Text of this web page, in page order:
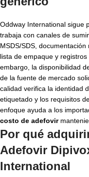
Oddway International sigue
trabaja con canales de
MSDS/SDS,
lista de empaque y
embargo, la disponibilidad
de la fuente de mercado
calidad verifica la identidad
etiquetado y los requisitos
enfoque ayuda a los
costo de adefovir
Por qué
Adefovir
International